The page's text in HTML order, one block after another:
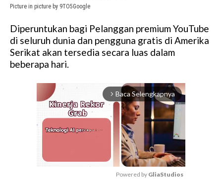
Picture in picture by 9TO5Google
Diperuntukan bagi Pelanggan premium YouTube
di seluruh dunia dan pengguna gratis di Amerika
Serikat akan tersedia secara luas dalam
beberapa hari.
arrow_forward_ios Baca Selengkapnya
Powered by GliaStudios